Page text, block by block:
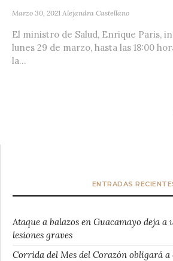
Marzo 30, 2021 Alejandra Castellano
El ministro de Salud, Enrique Paris,
lunes 29 de marzo, hasta las 18:00
la...
ENTRADAS
Ataque a balazos en Guacamayo deja a
lesiones graves
Corrida del Mes del Corazón obligará